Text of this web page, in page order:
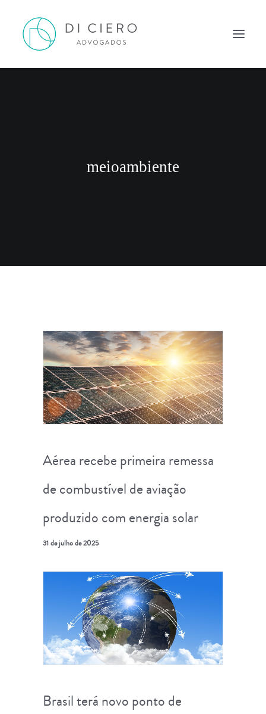
meioambiente
Aérea recebe primeira remessa
de combustível de aviação
produzido com energia solar
31 de julho de 2025
Brasil terá novo ponto de